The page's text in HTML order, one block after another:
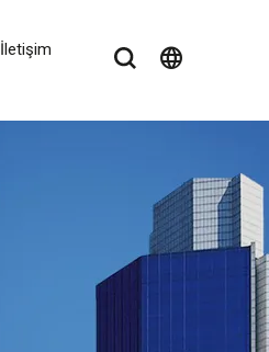
İletişim language